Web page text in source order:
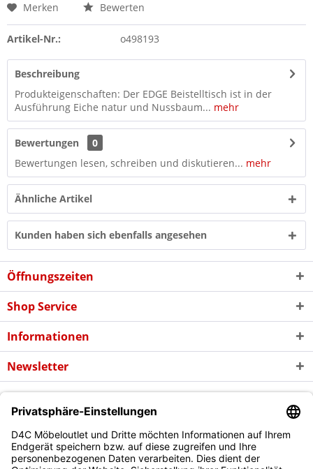
Merken Bewerten
Artikel-Nr.: o498193
Beschreibung
Produkteigenschaften: Der EDGE Beistelltisch ist in der
Ausführung Eiche natur und Nussbaum... mehr
Bewertungen
0
Bewertungen lesen, schreiben und diskutieren... mehr
Ähnliche Artikel
Kunden haben sich ebenfalls angesehen
Öffnungszeiten
Shop Service
Informationen
Newsletter
* Alle Preise inkl. gesetzl. Mehrwertsteuer zzgl. evtl.
und
ggf. Nachnahmegebühren, wenn nicht anders beschrieben
Copyright © d4c Möbel Outlet - Alle Rechte vorbehalten